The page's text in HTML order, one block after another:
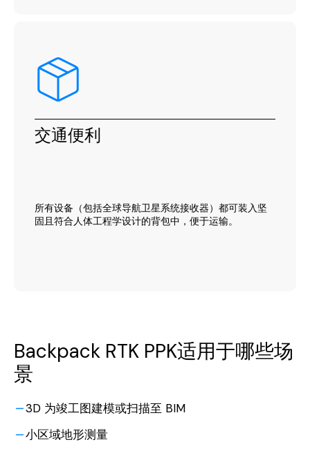
交通便利
所有设备（包括全球导航卫星系统接收器）都可装入坚
固且符合人体工程学设计的背包中，便于运输。
Backpack RTK PPK适用于哪些场
景
3D 为竣工图建模或扫描至 BIM
小区域地形测量